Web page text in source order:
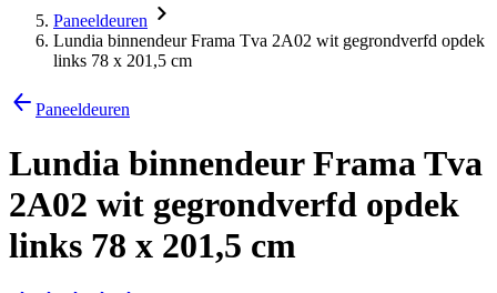
Paneeldeuren
Lundia binnendeur Frama Tva 2A02 wit gegrondverfd opdek
links 78 x 201,5 cm
Paneeldeuren
Lundia binnendeur Frama Tva
2A02 wit gegrondverfd opdek
links 78 x 201,5 cm